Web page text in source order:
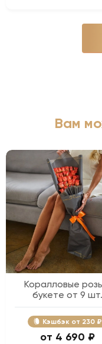
Вам
Коралловые
букете от 9 шт.
Кэшбэк 230 ₽
4 690 ₽